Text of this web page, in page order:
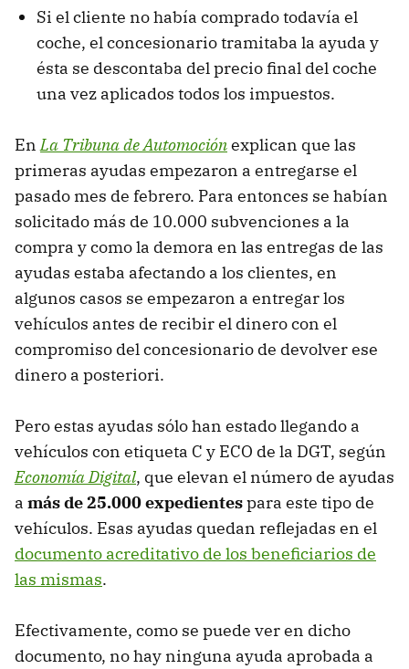
Si el cliente no había comprado todavía el
coche, el concesionario tramitaba la ayuda y
ésta se descontaba del precio final del coche
una vez aplicados todos los impuestos.
EnLa Tribuna de Automociónexplican que las
primeras ayudas empezaron a entregarse el
pasado mes de febrero. Para entonces se habían
solicitado más de 10.000 subvenciones a la
compra y como la demora en las entregas de las
ayudas estaba afectando a los clientes, en
algunos casos se empezaron a entregar los
vehículos antes de recibir el dinero con el
compromiso del concesionario de devolver ese
dinero a posteriori.
Pero estas ayudas sólo han estado llegando a
vehículos con etiqueta C y ECO de la DGT, según
Economía Digital, que elevan el número de ayudas
a más de 25.000 expedientespara este tipo de
vehículos. Esas ayudas quedan reflejadas en el
documento acreditativo de los beneficiarios de
las mismas.
Efectivamente, como se puede ver en dicho
documento, no hay ninguna ayuda aprobada a